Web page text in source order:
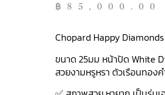
฿ 85,000.00
Chopard Happy Diamonds
ขนาด 25มม หน้าปัด White
สวยงามหรูหรา ตัวเรือนทอง